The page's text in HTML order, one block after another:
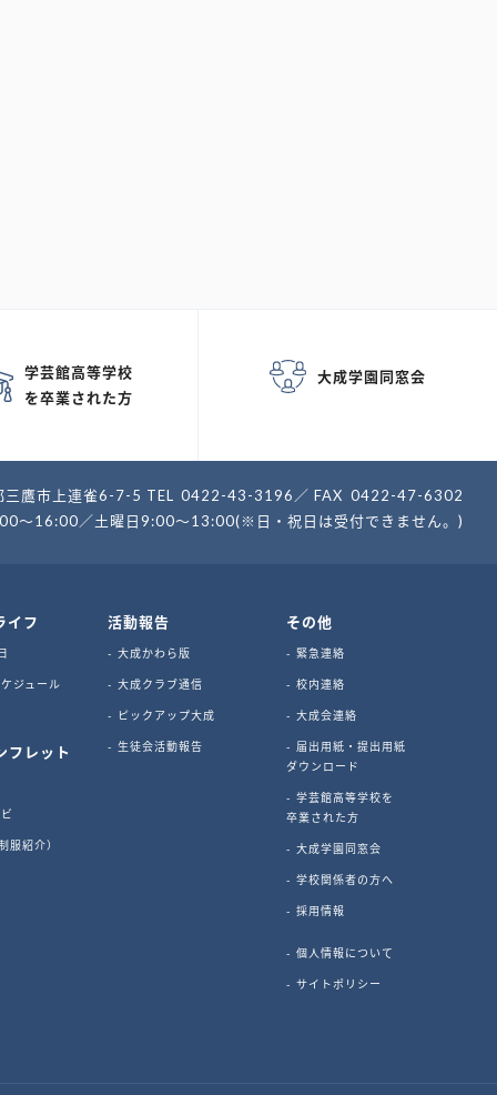
学芸館高等学校
を卒業された方
大成学園同窓会
三鷹市上連雀6-7-5 TEL 0422-43-3196 FAX 0422-47-6302
～16:00／土曜日9:00～13:00(※日・祝日は受付できません。)
イフ
ジュール
フレット
紹介）
活動報告
大成かわら版
大成クラブ通信
ピックアップ大成
生徒会活動報告
その他
緊急連絡
校内連絡
大成会連絡
届出用紙・提出用紙
ダウンロード
学芸館高等学校を
卒業された方
大成学園同窓会
学校関係者の方へ
採用情報
個人情報について
サイトポリシー